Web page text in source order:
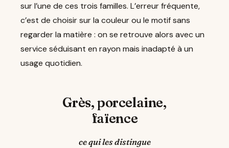
sur l’une de ces trois familles. L’erreur fréquente,
c’est de choisir sur la couleur ou le motif sans
regarder la matière : on se retrouve alors avec un
service séduisant en rayon mais inadapté à un
usage quotidien.
Grès, porcelaine,
faïence
ce qui les distingue